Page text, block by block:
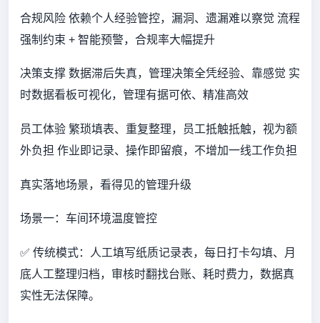
合规风险 依赖个人经验管控，漏洞、遗漏难以察觉 流程
强制约束 + 智能预警，合规率大幅提升
决策支撑 数据滞后失真，管理决策全凭经验、靠感觉 实
时数据看板可视化，管理有据可依、精准高效
员工体验 繁琐填表、重复整理，员工抵触抵触，视为额
外负担 作业即记录、操作即留痕，不增加一线工作负担
真实落地场景，看得见的管理升级
场景一：车间环境温度管控
✅ 传统模式：人工填写纸质记录表，每日打卡勾填、月
底人工整理归档，审核时翻找台账、耗时费力，数据真
实性无法保障。